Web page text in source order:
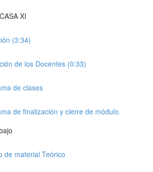
XI
(3:34)
de los Docentes (0:33)
de clases
de finalización y cierre de módulo.
de material Teórico